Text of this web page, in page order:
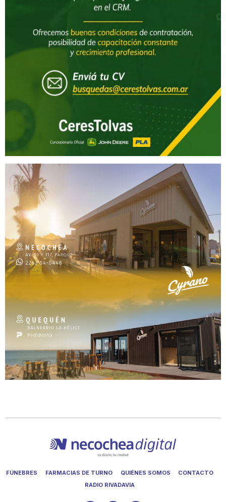
FÚNEBRES FARMACIAS DE TURNO QUIÉNES SOMOS
CONTACTO
RADIO RIVADAVIA